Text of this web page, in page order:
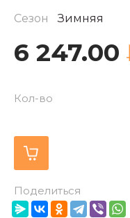
Сезон
Зимняя
6 247.00
Кол-во
Поделиться